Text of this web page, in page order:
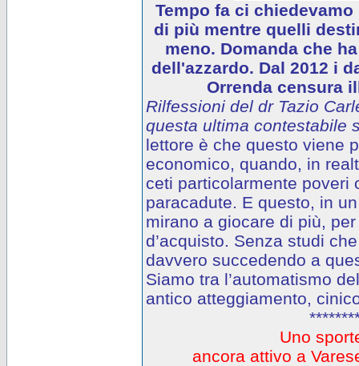
Tempo fa ci
di più mentre quelli
meno. Domanda che
dell'azzardo. Dal 2012 i
Orrenda censura
Rilfessioni del dr Tazio
questa ultima contestabile
lettore è che questo viene
economico, quando, in
ceti particolarmente poveri
paracadute. E questo, in
mirano a giocare di più,
d’acquisto. Senza studi
davvero succedendo a
Siamo tra l’automatismo
antico atteggiamento,
Uno
ancora attivo a